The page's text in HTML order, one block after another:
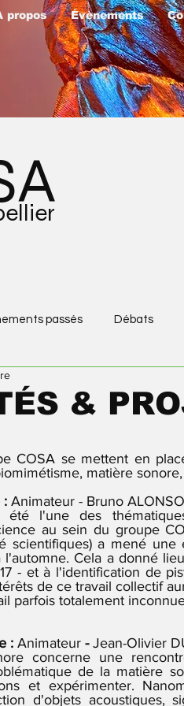
propos Évènements
passés Débats
&
COSA se mettent en
matière
: Animateur - Bruno ALONSO
été l'une des
au sein du groupe
scientifiques) a mené
l'automne. Cela a donné
- et à l'identification de
de ce travail collectif
parfois totalement
: Animateur - Jean-Olivier
concerne une
de la matière
et expérimenter.
d'objets acoustiques,